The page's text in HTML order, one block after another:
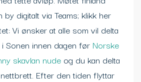
digitalt via Teams; klikk her
Vi ønsker at alle som vil delta
Sonen innen dagen før Norske
skavlan nude og du kan delta
Efter den tiden flyttar